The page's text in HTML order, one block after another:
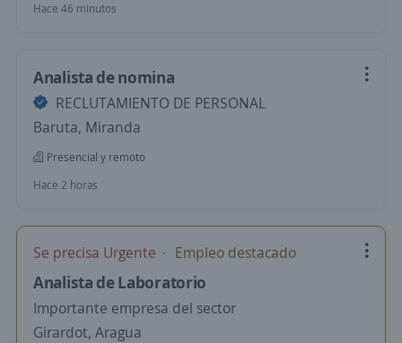
Hace 46 minutos
Analista de nomina
RECLUTAMIENTO DE PERSONAL
Baruta, Miranda
Presencial y remoto
Hace 2 horas
Se precisa Urgente Empleo destacado
Analista de Laboratorio
Importante empresa del sector
Girardot, Aragua